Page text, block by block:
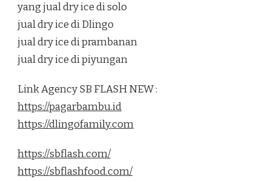
yang jual dry ice di solo
jual dry ice di Dlingo
jual dry ice di prambanan
jual dry ice di piyungan
Link Agency SB FLASH NEW :
https://pagarbambu.id
https://dlingofamily.com
https://sbflash.com/
https://sbflashfood.com/